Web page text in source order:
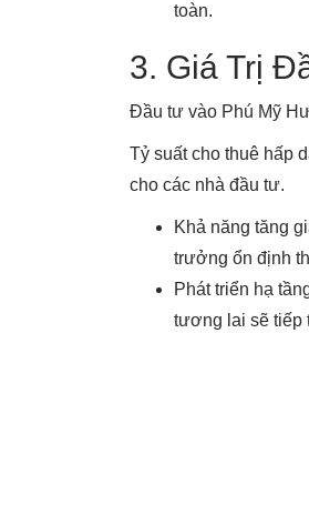
toàn.
3. Giá Trị
Đầu tư vào Phú Mỹ
Tỷ suất cho thuê hấp
cho các nhà đầu tư.
Khả năng tăng
trưởng ổn định
Phát triển hạ
tương lai sẽ tiếp